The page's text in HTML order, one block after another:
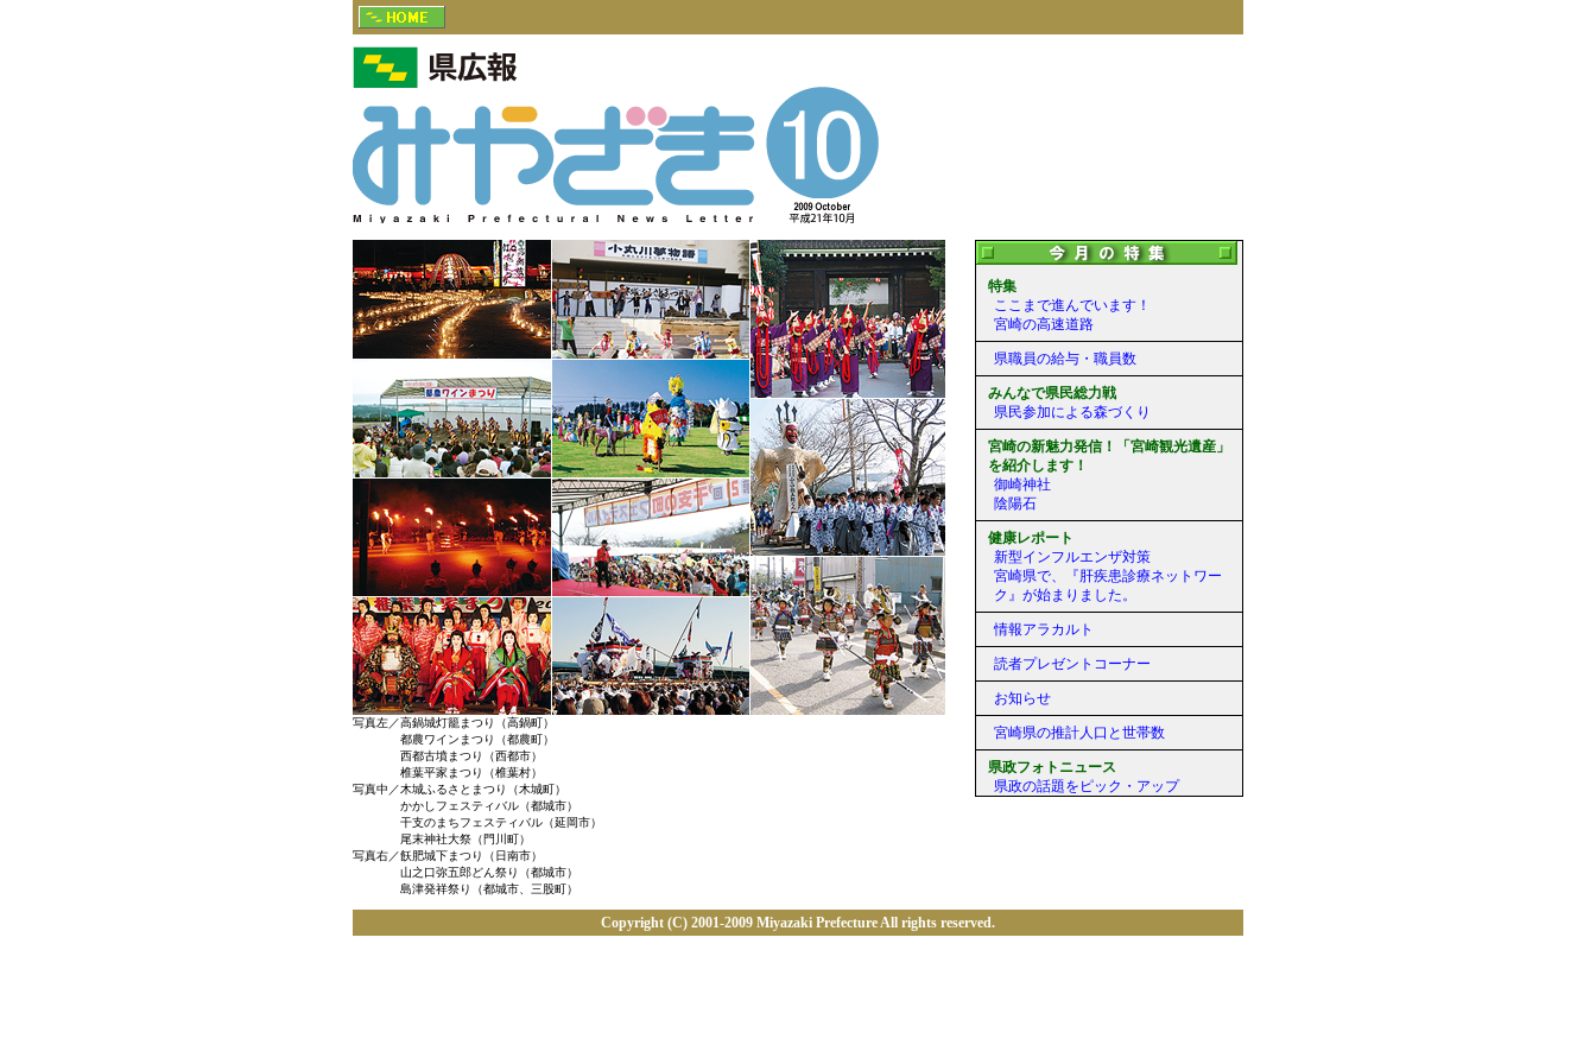
写真左／高鍋城灯籠まつり（高鍋町）
都農ワインまつり（都農町）
西都古墳まつり（西都市）
椎葉平家まつり（椎葉村）
写真中／木城ふるさとまつり（木城町）
かかしフェスティバル（都城市）
干支のまちフェスティバル（延岡市）
尾末神社大祭（門川町）
写真右／飫肥城下まつり（日南市）
山之口弥五郎どん祭り（都城市）
島津発祥祭り（都城市、三股町）
特集
ここまで進んでいます！
宮崎の高速道路
県職員の給与・職員数
みんなで県民総力戦
県民参加による森づくり
宮崎の新魅力発信！「宮崎観光遺産」
を紹介します！
御崎神社
陰陽石
健康レポート
新型インフルエンザ対策
宮崎県で、『肝疾患診療ネットワー
ク』が始まりました。
情報アラカルト
読者プレゼントコーナー
お知らせ
宮崎県の推計人口と世帯数
県政フォトニュース
県政の話題をピック・アップ
Copyright (C) 2001-2009 Miyazaki Prefecture All rights reserved.